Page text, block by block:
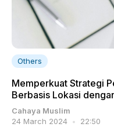
Others
Memperkuat Strategi
Berbasis Lokasi
Cahaya Muslim
24 March 2024
22:50